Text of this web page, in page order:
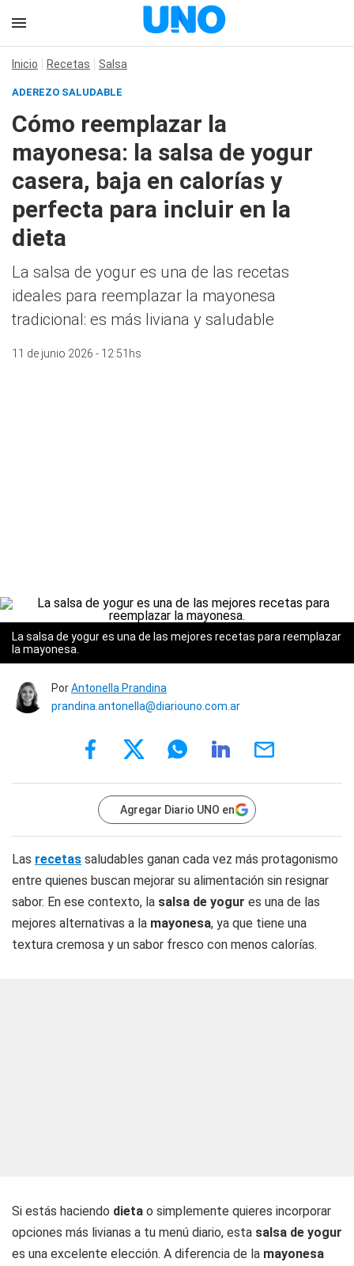
Inicio Recetas Salsa
ADEREZO SALUDABLE
Cómo reemplazar la
mayonesa: la salsa de yogur
casera, baja en calorías y
perfecta para incluir en la
dieta
La salsa de yogur es una de las recetas
ideales para reemplazar la mayonesa
tradicional: es más liviana y saludable
11 de junio 2026 - 12:51hs
La salsa de yogur es una de las mejores recetas para reemplazar
la mayonesa.
PorAntonella Prandina
prandina.antonella@diariouno.com.ar
Agregar Diario UNO en
Las recetas saludables ganan cada vez más protagonismo
entre quienes buscan mejorar su alimentación sin resignar
sabor. En ese contexto, la salsa de yogur es una de las
mejores alternativas a la mayonesa, ya que tiene una
textura cremosa y un sabor fresco con menos calorías.
Si estás haciendo dieta o simplemente quieres incorporar
opciones más livianas a tu menú diario, esta salsa de yogur
es una excelente elección. A diferencia de la mayonesa